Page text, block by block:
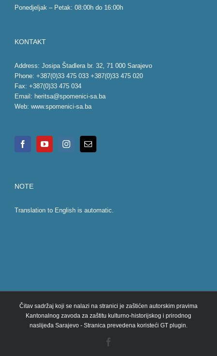
Ponedjeljak – Petak: 08:00h do 16:00h
KONTAKT
Address: Josipa Štadlera br. 32, 71 000 Sarajevo
Phone: +387(0)33 475 033 +387(0)33 475 020
Fax: +387(0)33 475 034
Email: heritsa@spomenici-sa.ba
Web: www.spomenici-sa.ba
NOTE
Translation to English is automatic.
Čitav sadržaj koji se nalazi na stranici je zaštićen autorskim pravima
Kantonalnog zavoda za zaštitu kulturno-historijskog i prirodnog
naslijeđa Sarajevo - Stranica prevedena koristeći GT plugin.